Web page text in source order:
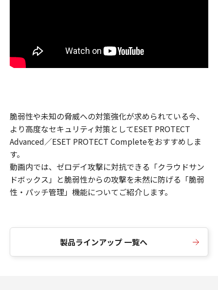
脆弱性や未知の脅威への対策強化が求められている今、
より高度なセキュリティ対策としてESET PROTECT
Advanced／ESET PROTECT Completeをおすすめしま
す。
動画内では、ゼロデイ攻撃に対抗できる「クラウドサン
ドボックス」と脆弱性からの攻撃を未然に防げる「脆弱
性・パッチ管理」機能についてご紹介します。
製品ラインアップ 一覧へ